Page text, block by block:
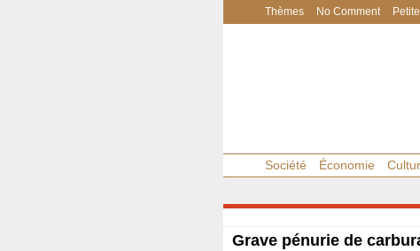
Thèmes No Comment
Société Économie
Grave pénurie de